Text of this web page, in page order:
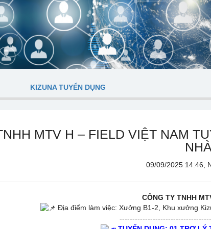
KIZUNA TUYỂN DỤNG
MTV H – FIELD VIỆT NAM
09/09/2025 14:46,
CÔNG TY TNHH
Địa điểm làm việc: Xưởng B1-2, Khu xưởng